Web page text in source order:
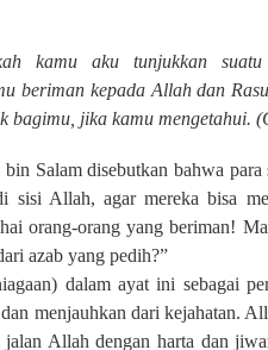
kamu aku tunjukkan
beriman kepada Allah dan
jika kamu mengetahui.
Salam disebutkan bahwa para
Allah, agar mereka bisa
orang-orang yang beriman!
azab yang pedih?”
dalam ayat ini sebagai
menjauhkan dari kejahatan.
Allah dengan harta dan